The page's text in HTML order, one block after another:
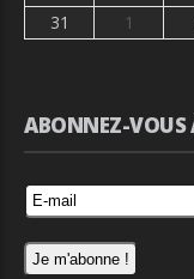
31
1
ABONNEZ-VOUS